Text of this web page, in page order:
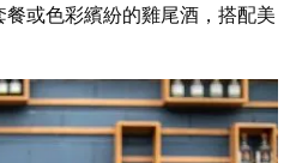
或色彩繽紛的雞尾酒，搭配美